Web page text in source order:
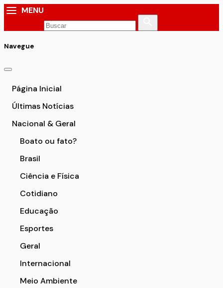
MENU
Navegue
Página Inicial
Últimas Notícias
Nacional & Geral
Boato ou fato?
Brasil
Ciência e Física
Cotidiano
Educação
Esportes
Geral
Internacional
Meio Ambiente